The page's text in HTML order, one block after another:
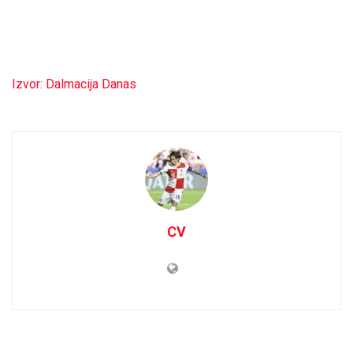
Izvor: Dalmacija Danas
CV